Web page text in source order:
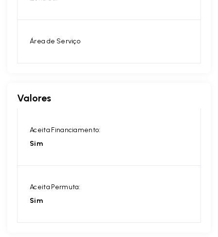
Área de Serviço
Valores
Aceita Financiamento:
Sim
Aceita Permuta:
Sim